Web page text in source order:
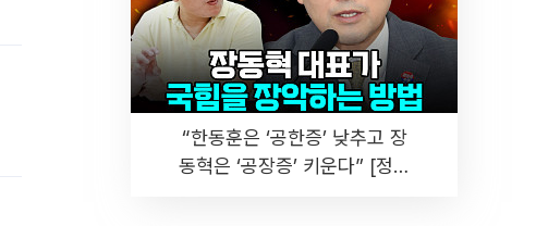
“한동훈은 ‘공한증’ 낮추고 장
동혁은 ‘공장증’ 키운다” [정치